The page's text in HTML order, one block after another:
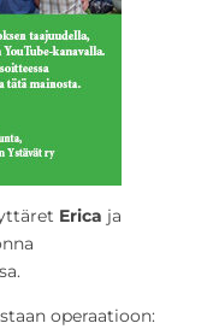
Erica ja
operaatioon: